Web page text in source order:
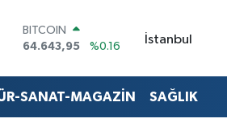
BITCOIN
64.643,95
%0.16
47,6006
%0.06
EURO
İstanbul
SANAT-MAGAZİN SAĞLIK